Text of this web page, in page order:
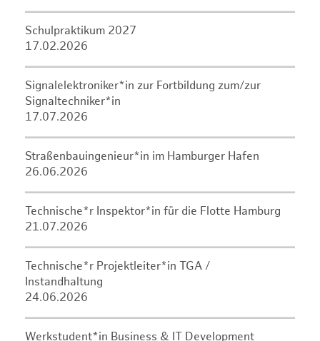
Schulpraktikum 2027
17.02.2026
Signalelektroniker*in zur Fortbildung zum/zur
Signaltechniker*in
17.07.2026
Straßenbauingenieur*in im Hamburger Hafen
26.06.2026
Technische*r Inspektor*in für die Flotte Hamburg
21.07.2026
Technische*r Projektleiter*in TGA /
Instandhaltung
24.06.2026
Werkstudent*in Business & IT Development